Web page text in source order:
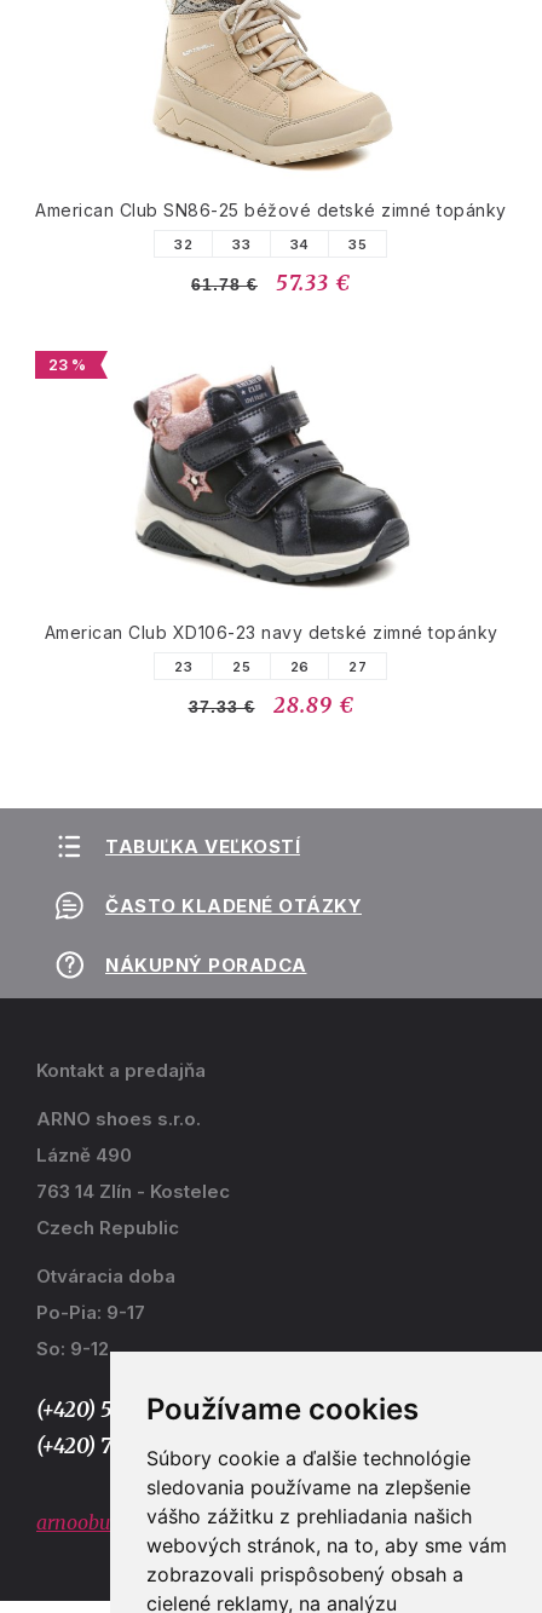
Používame cookies
Súbory cookie a ďalšie technológie
sledovania používame na zlepšenie
vášho zážitku z prehliadania našich
webových stránok, na to, aby sme vám
zobrazovali prispôsobený obsah a
cielené reklamy, na analýzu
American Club SN86-25 béžové detské zimné topánky
32 33 34 35
61.78 € 57.33 €
23 %
American Club XD106-23 navy detské zimné topánky
23 25 26 27
37.33 € 28.89 €
TABUĽKA VEĽKOSTÍ
ČASTO KLADENÉ OTÁZKY
NÁKUPNÝ PORADCA
Kontakt a predajňa
ARNO shoes s.r.o.
Lázně 490
763 14 Zlín - Kostelec
Czech Republic
Otváracia doba
Po-Pia: 9-17
So: 9-12
(+420) 577 915 036,
(+420) 773 667 390
arnoobuv@gmail.com